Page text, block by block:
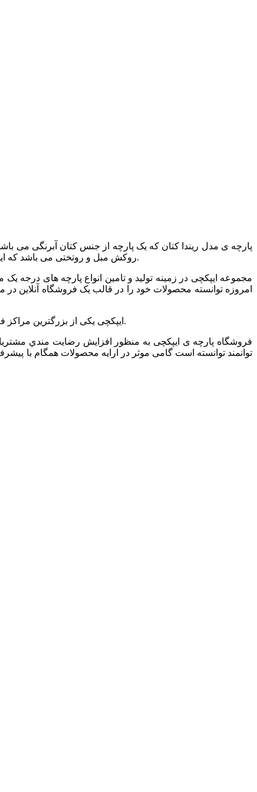
روکش مبل و روتختی می باشد که این پارچه در دسته ی پارچه های مبلی و پرده ای به شمار می آید. این محصول ساخت کشور ترکیه بوده و از دوام و کیفیت بالایی برخوردار است.
مجموعه ایپکچی در زمینه تولید و تامین انواع پارچه های
امروزه توانسته محصولات خود را در قالب یک فروشگاه آنلاین در
ایپکچی یکی از بزرگترین مراکز فروش انواع پارچه ی مبل، روتختی، پرده ای و … در تهران است که ارائه دهنده ی انواع پارچه ها در طرح ها و رنگ های متنوع و مدرن می باشد.
فروشگاه پارچه ی ایپکچی به منظور افزايش رضايت مندي
توانمند توانسته است گامی موثر در ارايه محصولات همگام با